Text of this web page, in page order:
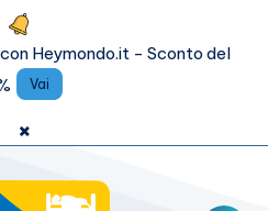
Heymondo.it - Sconto del
Vai
×